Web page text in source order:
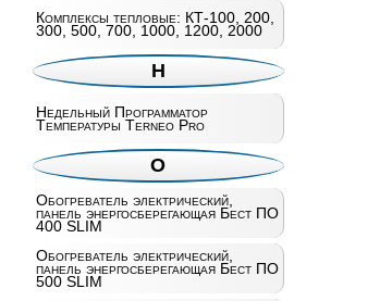
Комплексы тепловые: КТ-100, 200,
300, 500, 700, 1000, 1200, 2000
Н
Недельный Программатор
Температуры Terneo Pro
О
Обогреватель электрический,
панель энергосберегающая Бест ПО
400 SLIM
Обогреватель электрический,
панель энергосберегающая Бест ПО
500 SLIM